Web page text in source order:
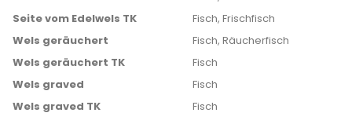
Seite vom Edelwels TK
Fisch, Frischfisch
Wels geräuchert
Fisch, Räucherfisch
Wels geräuchert TK
Fisch
Wels graved
Fisch
Wels graved TK
Fisch